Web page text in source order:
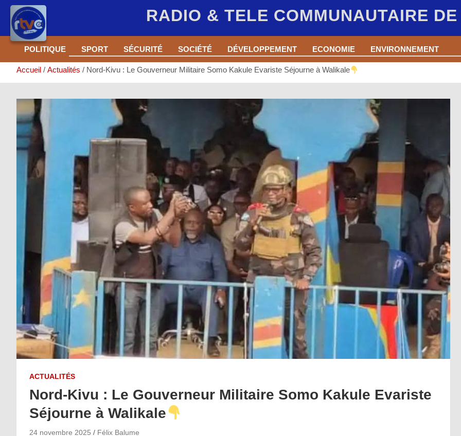
RADIO & TELE COMMUNAUTAIRE DE
Aller
contenu
POLITIQUE SPORT SÉCURITÉ SOCIÉTÉ DÉVELOPPEMENT ECONOMIE ENVIRONNEMENT
Accueil Actualités Nord-Kivu : Le Gouverneur Militaire Somo Kakule Evariste Séjourne à Walikale
ACTUALITÉS
Nord-Kivu : Le Gouverneur Militaire Somo Kakule Evariste
Séjourne à Walikale
24 novembre 2025 Félix Balume